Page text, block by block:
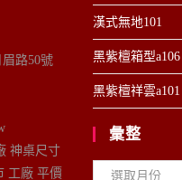
路50號
神桌尺寸
工廠 平價
漢式無地101
黑紫檀箱型a106
黑紫檀祥雲a101
彙整